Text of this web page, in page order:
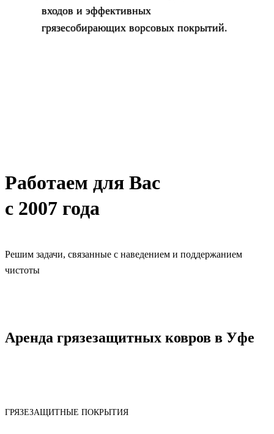
входов и эффективных
грязесобирающих ворсовых покрытий.
Работаем для Вас
с 2007 года
Решим задачи, связанные с наведением и поддержанием
чистоты
Аренда грязезащитных ковров в Уфе
ГРЯЗЕЗАЩИТНЫЕ ПОКРЫТИЯ